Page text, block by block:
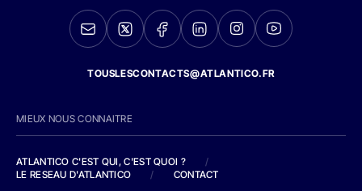
TOUSLESCONTACTS@ATLANTICO.FR
MIEUX NOUS CONNAITRE
ATLANTICO C'EST QUI, C'EST QUOI ?
/
LE RESEAU D'ATLANTICO
/ CONTACT